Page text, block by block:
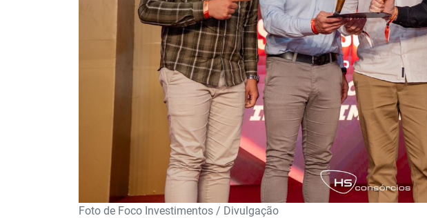
Foto de Foco Investimentos / Divulgação